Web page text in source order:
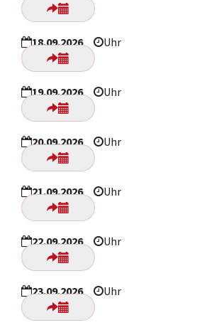
18.09.2026 Uhr
19.09.2026 Uhr
20.09.2026 Uhr
21.09.2026 Uhr
22.09.2026 Uhr
23.09.2026 Uhr